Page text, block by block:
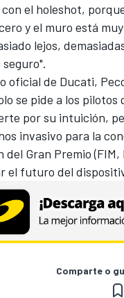
con el holeshot,
y el muro está
lejos,
oficial de Ducati,
se pide a los
por su intuición,
invasivo para la
Gran Premio
el futuro del
Comparte o